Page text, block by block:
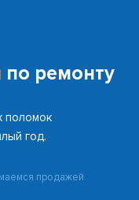
ремонту
поломок
год.
продажей